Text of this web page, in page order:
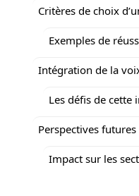
Critères de choix
Exemples de
Intégration de la
Les défis de cette
Perspectives
Impact sur les